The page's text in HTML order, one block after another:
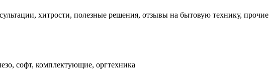
хитрости, полезные решения, отзывы на бытовую технику, прочие
софт, комплектующие, оргтехника